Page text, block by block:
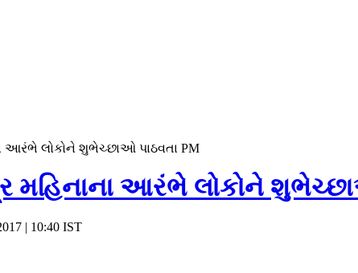
આરંભે લોકોને શુભેચ્છાઓ પાઠવતા PM
મહિનાના આરંભે લોકોને
| 10:40 IST